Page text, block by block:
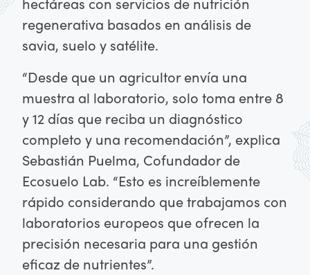
regenerativa basados en análisis de
savia, suelo y satélite.
“Desde que un agricultor envía una
muestra al laboratorio, solo toma entre 8
y 12 días que reciba un diagnóstico
completo y una recomendación”, explica
Sebastián Puelma, Cofundador de
Ecosuelo Lab. “Esto es increíblemente
rápido considerando que trabajamos con
laboratorios europeos que ofrecen la
precisión necesaria para una gestión
eficaz de nutrientes”.